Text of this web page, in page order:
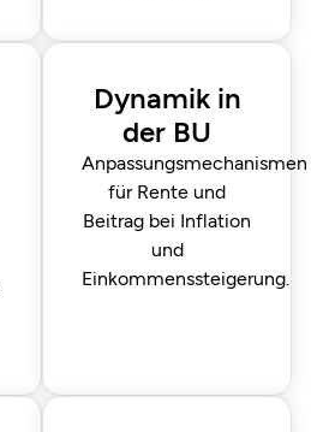
Dynamik in
der BU
Anpassungs­mechanismen
für Rente und
Beitrag bei Inflation
und
Einkommens­steigerung.